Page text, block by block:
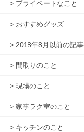
> プライベートなこと
> おすすめグッズ
> 2018年8月以前の記事
> 間取りのこと
> 現場のこと
> 家事ラク室のこと
> キッチンのこと